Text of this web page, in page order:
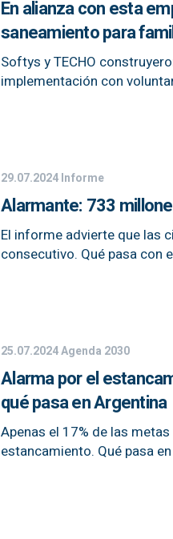
En alianza con esta
saneamiento para
Softys y TECHO
implementación con
29.07.2024Informe
Alarmante: 733
El informe advierte que las
consecutivo. Qué pasa con
25.07.2024Agenda 2030
Alarma por el
qué pasa en Argentina
Apenas el 17% de las
estancamiento. Qué pasa